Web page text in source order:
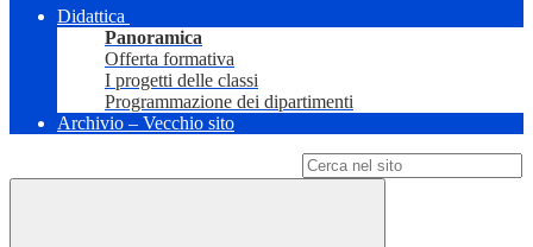
Didattica
Panoramica
Offerta formativa
I progetti delle classi
Programmazione dei dipartimenti
Archivio – Vecchio sito